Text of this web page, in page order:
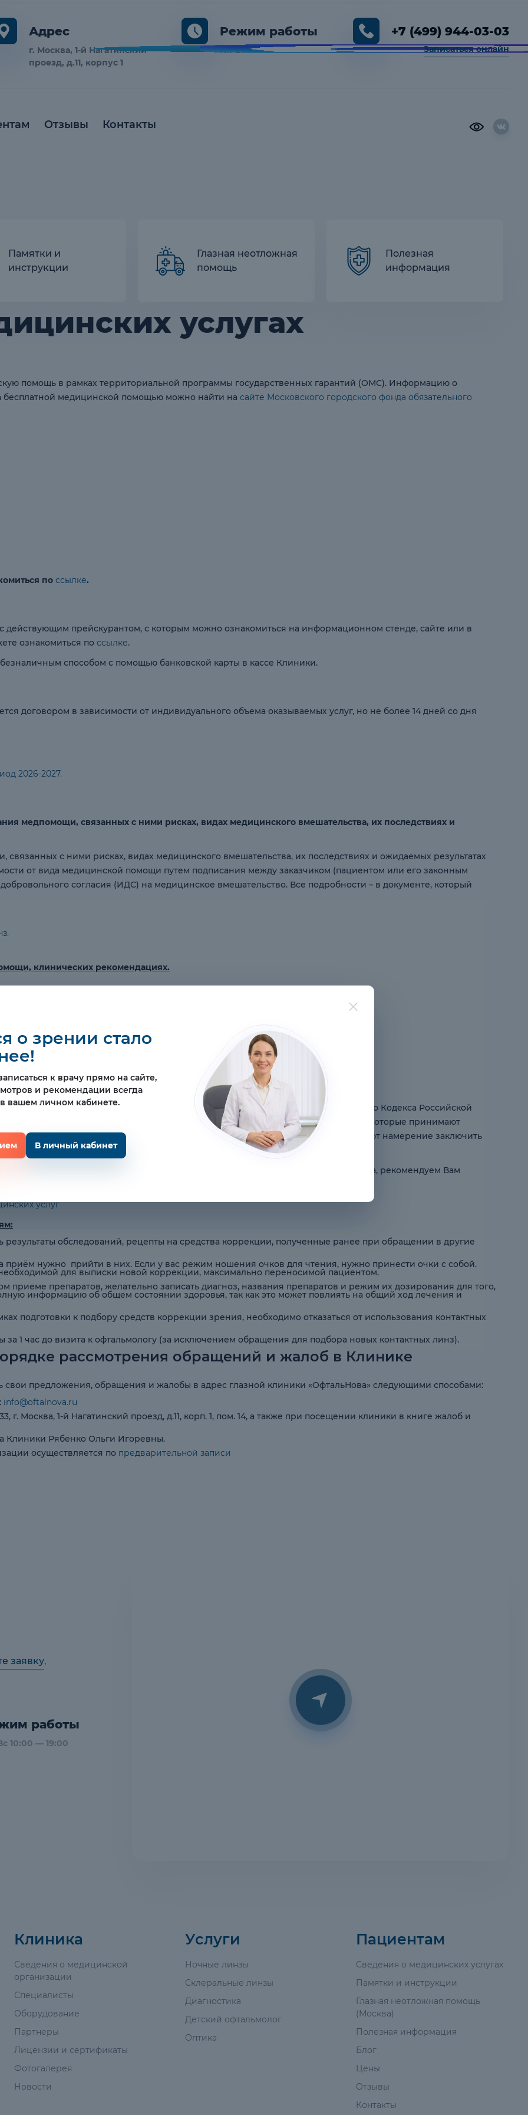
Адрес
г. Москва, 1-й Нагатинский
проезд, д.11, корпус 1
Режим работы
Пн-Вс 10:00 — 19:00
+7 (499) 944-03-03
Записаться онлайн
Отзывы Контакты
Памятки и
инструкции
Глазная неотложная
помощь
Полезная
информация
услугах
помощь в рамках территориальной программы государственных гарантий (ОМС). Информацию о
бесплатной медицинской помощью можно найти на сайте Московского городского фонда обязательного
по ссылке.
действующим прейскурантом, с которым можно ознакомиться на информационном стенде, сайте или в
ознакомиться по ссылке.
способом с помощью банковской карты в кассе Клиники.
договором в зависимости от индивидуального объема оказываемых услуг, но не более 14 дней со дня
2026-2027.
медпомощи, связанных с ними рисках, видах медицинского вмешательства, их последствиях и
с ними рисках, видах медицинского вмешательства, их последствиях и ожидаемых результатах
от вида медицинской помощи путем подписания между заказчиком (пациентом или его законным
согласия (ИДС) на медицинское вмешательство. Все подробности – в документе, который
клинических рекомендациях.
помощи
медицинских услуг ООО «ОфтальНова» в порядке ст. ст. 435- 437 Гражданского Кодекса Российской
предложением ООО «ОфтальНова», адресованным к физическим лицам, которые принимают
им медицинской помощи или оказания разовой медицинской услуги и выражают намерение заключить
предложения. В случае если Вы не согласны с каким-либо пунктом договора, рекомендуем Вам
услуг
обследований, рецепты на средства коррекции, полученные ранее при обращении в другие
приём нужно прийти в них. Если у вас режим ношения очков для чтения, нужно принести очки с собой.
для выписки новой коррекции, максимально переносимой пациентом.
препаратов, желательно записать диагноз, названия препаратов и режим их дозирования для того,
информацию об общем состоянии здоровья, так как это может повлиять на общий ход лечения и
подготовки к подбору средств коррекции зрения, необходимо отказаться от использования контактных
за 1 час до визита к офтальмологу (за исключением обращения для подбора новых контактных линз).
рассмотрения обращений и жалоб в Клинике
свои предложения, обращения и жалобы в адрес глазной клиники «ОфтальНова» следующими способами:
info@oftalnova.ru
г. Москва, 1-й Нагатинский проезд, д.11, корп. 1, пом. 14, а также при посещении клиники в книге жалоб и
Клиники Рябенко Ольги Игоревны.
осуществляется по предварительной записи
заявку,
работы
10:00 — 19:00
Клиника
Сведения о медицинской
организации
Специалисты
Оборудование
Партнеры
Лицензии и сертификаты
Фотогалерея
Новости
Услуги
Ночные линзы
Склеральные линзы
Диагностика
Детский офтальмолог
Оптика
Пациентам
Сведения о медицинских услугах
Памятки и инструкции
Глазная неотложная помощь
(Москва)
Полезная информация
Блог
Цены
Отзывы
Контакты
о зрении стало
к врачу прямо на сайте,
и рекомендации всегда
вашем личном кабинете.
В личный кабинет